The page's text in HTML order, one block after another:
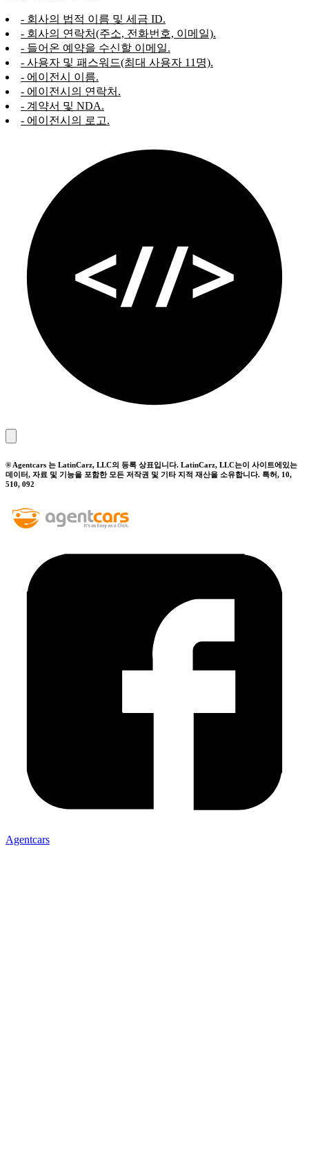
- 회사의 법적 이름 및 세금 ID.
- 회사의 연락처(주소, 전화번호, 이메일).
- 들어온 예약을 수신할 이메일.
- 사용자 및 패스워드(최대 사용자 11명).
- 에이전시 이름.
- 에이전시의 연락처.
- 계약서 및 NDA.
- 에이전시의 로고.
® Agentcars 는 LatinCarz, LLC의 등록 상표입니다. LatinCarz, LLC는이 사이트에있는
데이터, 자료 및 기능을 포함한 모든 저작권 및 기타 지적 재산을 소유합니다. 특허, 10,
510, 092
Agentcars